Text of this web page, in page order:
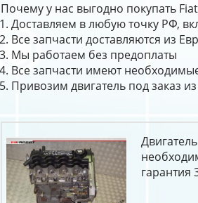
Почему у нас выгодно покупать
Доставляем в любую точку РФ,
Все запчасти доставляются из
Мы работаем без предоплаты
Все запчасти имеют
Привозим двигатель под заказ
гарантия